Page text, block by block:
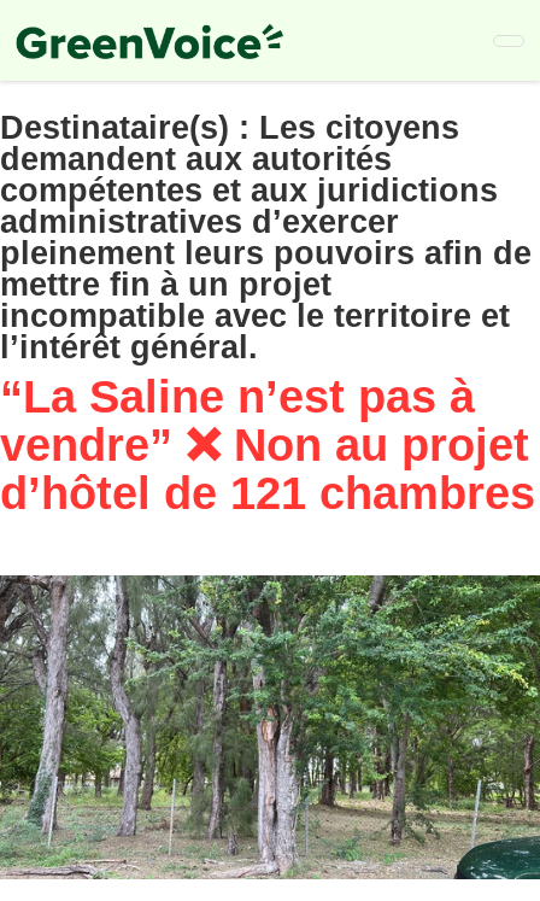
to
main
Destinataire(s) : Les citoyens
demandent aux autorités
compétentes et aux juridictions
administratives d’exercer
pleinement leurs pouvoirs afin de
mettre fin à un projet
incompatible avec le territoire et
l’intérêt général.
“La Saline n’est pas à
vendre” ❌ Non au projet
d’hôtel de 121 chambres